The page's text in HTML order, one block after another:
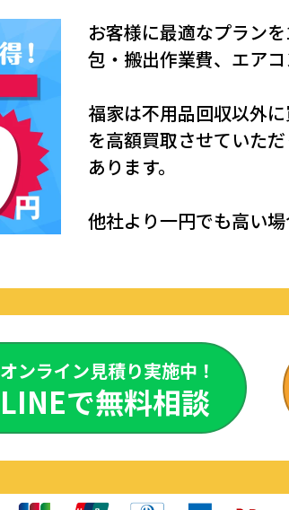
お客様に最適なプラン
包・搬出作業費、エア
福家は不用品回収以外
を高額買取させていた
あります。
他社より一円でも高い
オンライン見積り実施中！
LINEで無料相談